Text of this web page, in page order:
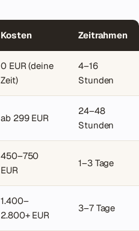
Kosten Zeitrahmen
0 EUR (deine
Zeit)
4–16
Stunden
ab 299 EUR
24–48
Stunden
450–750
EUR
1–3 Tage
1.400–
2.800+ EUR
3–7 Tage